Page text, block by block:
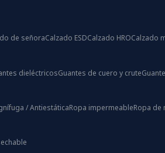
de señoraCalzado ESDCalzado HROCalzado
dieléctricosGuantes de cuero y crute
/ AntiestáticaRopa impermeableRopa de